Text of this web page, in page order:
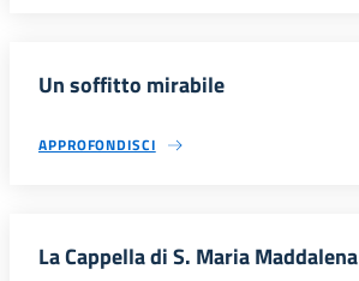
Un soffitto mirabile
APPROFONDISCI
La Cappella di S. Maria Maddalena